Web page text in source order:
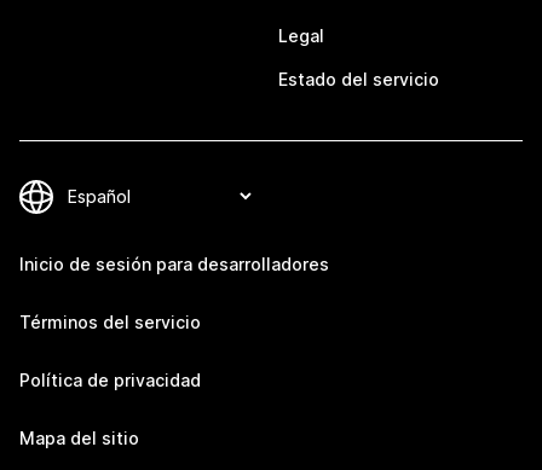
Legal
Estado del servicio
Inicio de sesión para desarrolladores
Términos del servicio
Política de privacidad
Mapa del sitio